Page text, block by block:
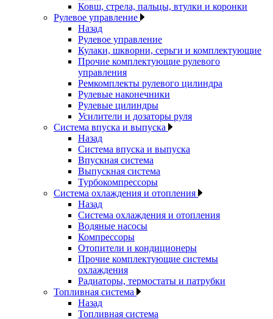
Ковш, стрела, пальцы, втулки и коронки
Рулевое управление
Назад
Рулевое управление
Кулаки, шкворни, серьги и комплектующие
Прочие комплектующие рулевого
управления
Ремкомплекты рулевого цилиндра
Рулевые наконечники
Рулевые цилиндры
Усилители и дозаторы руля
Система впуска и выпуска
Назад
Система впуска и выпуска
Впускная система
Выпускная система
Турбокомпрессоры
Система охлаждения и отопления
Назад
Система охлаждения и отопления
Водяные насосы
Компрессоры
Отопители и кондиционеры
Прочие комплектующие системы
охлаждения
Радиаторы, термостаты и патрубки
Топливная система
Назад
Топливная система